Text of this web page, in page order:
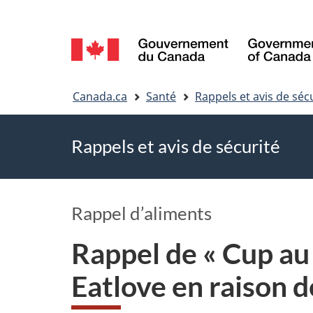
Sélection
de
la
Canada.ca Santé Rappels et avis de
Rappels et avis de sécurité
Rappel d’aliments
Rappel de « Cup
Eatlove en raison